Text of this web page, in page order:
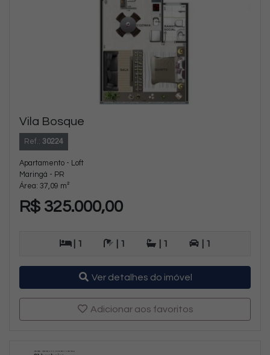
Vila Bosque
Ref.: 30224
Apartamento - Loft
Maringá - PR
Área: 37,09 m²
R$ 325.000,00
| 1 | 1 | 1 | 1
Ver detalhes do imóvel
Adicionar aos favoritos